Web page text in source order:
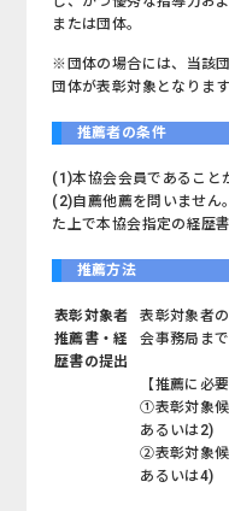
または団体。
※団体の場合には、当該
団体が表彰対象となります
推薦者の条件
(1)本協会会員であること
(2)自薦他薦を問いません
た上で本協会指定の経歴
推薦方法
表彰対象者
推薦書・経
歴書の提出
表彰対象者
会事務局ま
【推薦に必
①表彰対象候
あるいは2)
②表彰対象
あるいは4)